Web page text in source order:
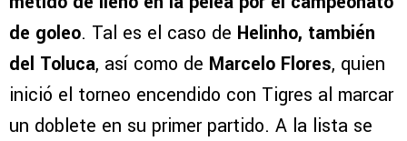
de goleo. Tal es el caso de Helinho, también
del Toluca, así como de Marcelo Flores, quien
inició el torneo encendido con Tigres al marcar
un doblete en su primer partido. A la lista se